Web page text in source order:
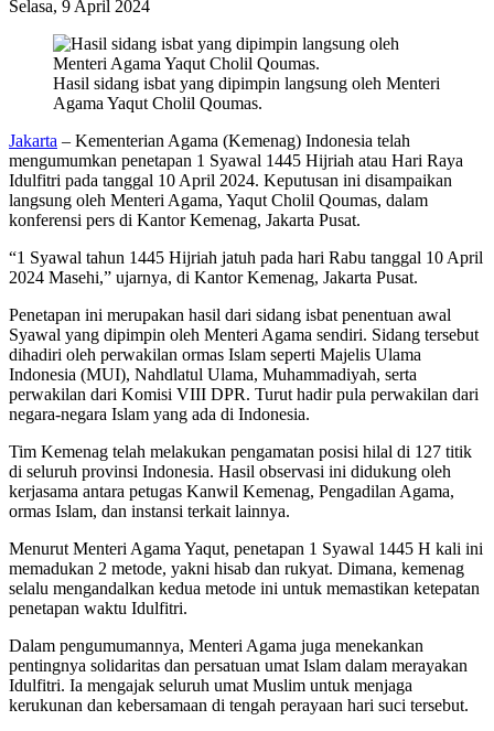
Selasa, 9 April 2024
Hasil sidang isbat yang dipimpin langsung oleh Menteri
Agama Yaqut Cholil Qoumas.
Jakarta – Kementerian Agama (Kemenag) Indonesia telah
mengumumkan penetapan 1 Syawal 1445 Hijriah atau Hari Raya
Idulfitri pada tanggal 10 April 2024. Keputusan ini disampaikan
langsung oleh Menteri Agama, Yaqut Cholil Qoumas, dalam
konferensi pers di Kantor Kemenag, Jakarta Pusat.
“1 Syawal tahun 1445 Hijriah jatuh pada hari Rabu tanggal 10 April
2024 Masehi,” ujarnya, di Kantor Kemenag, Jakarta Pusat.
Penetapan ini merupakan hasil dari sidang isbat penentuan awal
Syawal yang dipimpin oleh Menteri Agama sendiri. Sidang tersebut
dihadiri oleh perwakilan ormas Islam seperti Majelis Ulama
Indonesia (MUI), Nahdlatul Ulama, Muhammadiyah, serta
perwakilan dari Komisi VIII DPR. Turut hadir pula perwakilan dari
negara-negara Islam yang ada di Indonesia.
Tim Kemenag telah melakukan pengamatan posisi hilal di 127 titik
di seluruh provinsi Indonesia. Hasil observasi ini didukung oleh
kerjasama antara petugas Kanwil Kemenag, Pengadilan Agama,
ormas Islam, dan instansi terkait lainnya.
Menurut Menteri Agama Yaqut, penetapan 1 Syawal 1445 H kali ini
memadukan 2 metode, yakni hisab dan rukyat. Dimana, kemenag
selalu mengandalkan kedua metode ini untuk memastikan ketepatan
penetapan waktu Idulfitri.
Dalam pengumumannya, Menteri Agama juga menekankan
pentingnya solidaritas dan persatuan umat Islam dalam merayakan
Idulfitri. Ia mengajak seluruh umat Muslim untuk menjaga
kerukunan dan kebersamaan di tengah perayaan hari suci tersebut.